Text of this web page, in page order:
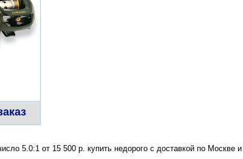
5.0:1 от 15 500 р. купить недорого с доставкой по